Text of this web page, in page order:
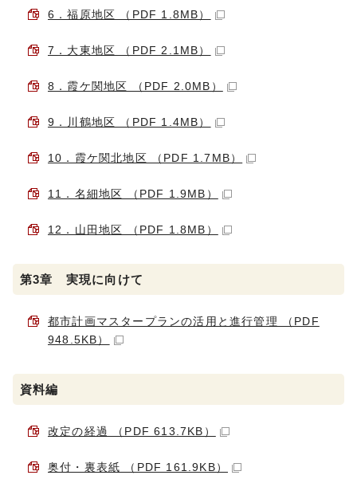
6．福原地区 （PDF 1.8MB）
7．大東地区 （PDF 2.1MB）
8．霞ケ関地区 （PDF 2.0MB）
9．川鶴地区 （PDF 1.4MB）
10．霞ケ関北地区 （PDF 1.7MB）
11．名細地区 （PDF 1.9MB）
12．山田地区 （PDF 1.8MB）
第3章 実現に向けて
都市計画マスタープランの活用と進行管理 （PDF
948.5KB）
資料編
改定の経過 （PDF 613.7KB）
奥付・裏表紙 （PDF 161.9KB）